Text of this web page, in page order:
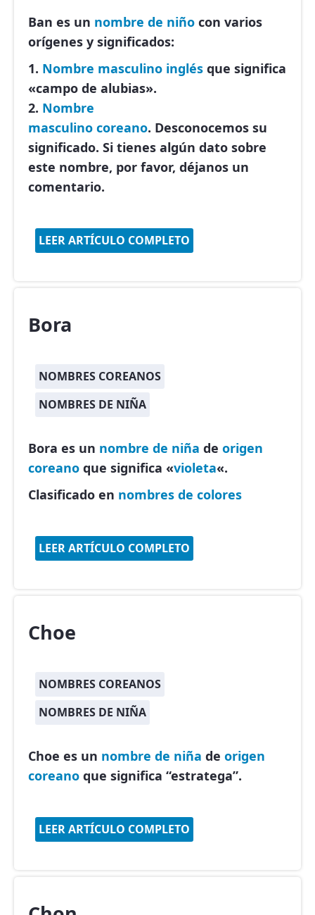
Ban es un nombre de niño con varios
orígenes y significados:
1. Nombre masculino inglés que significa
«campo de alubias».
2. Nombre
masculino coreano. Desconocemos su
significado. Si tienes algún dato sobre
este nombre, por favor, déjanos un
comentario.
LEER ARTÍCULO COMPLETO
Bora
NOMBRES COREANOS
NOMBRES DE NIÑA
Bora es un nombre de niña de origen
coreano que significa «violeta«.
Clasificado en nombres de colores
LEER ARTÍCULO COMPLETO
Choe
NOMBRES COREANOS
NOMBRES DE NIÑA
Choe es un nombre de niña de origen
coreano que significa “estratega”.
LEER ARTÍCULO COMPLETO